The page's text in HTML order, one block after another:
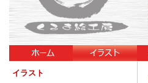
イラスト